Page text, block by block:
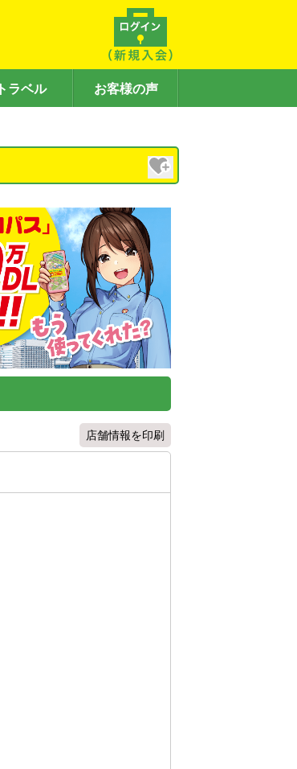
トラベル お客様の声
店舗情報を印刷